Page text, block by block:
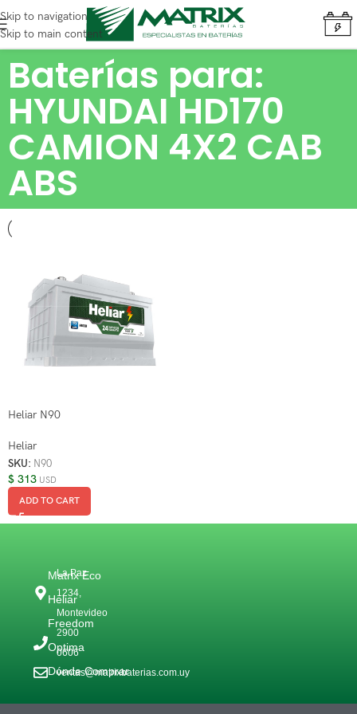
Skip to navigation
Skip to main content
Baterías para:
HYUNDAI HD170
CAMION 4X2 CAB
ABS
Heliar N90
Heliar
SKU: N90
$ 313 USD
ADD TO CART
La Paz
1234,
Montevideo
2900
0606
ventas@matrixbaterias.com.uy
Matrix Eco
Heliar
Freedom
Optima
Dónde Comprar